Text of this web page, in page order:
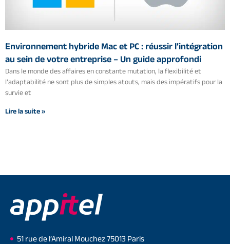
Environnement hybride Mac et PC : réussir l’intégration
au sein de votre entreprise – Un guide approfondi
Dans le monde des affaires en constante mutation, la flexibilité et
l’adaptabilité ne sont plus de simples atouts, mais des impératifs pour la
survie et
Lire la suite »
51 rue de l’Amiral Mouchez 75013 Paris